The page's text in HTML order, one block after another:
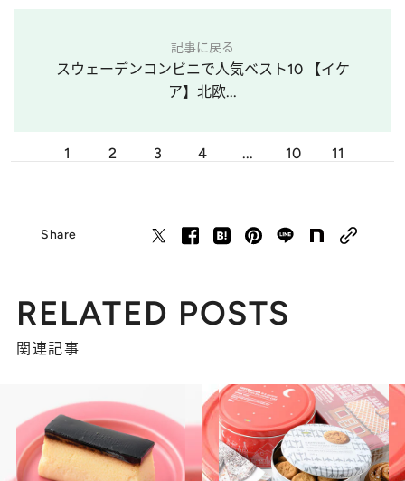
記事に戻る
スウェーデンコンビニで人気ベスト10 【イケ
ア】北欧...
1 2 3 4 ... 10 11
Share
RELATED POSTS
関連記事